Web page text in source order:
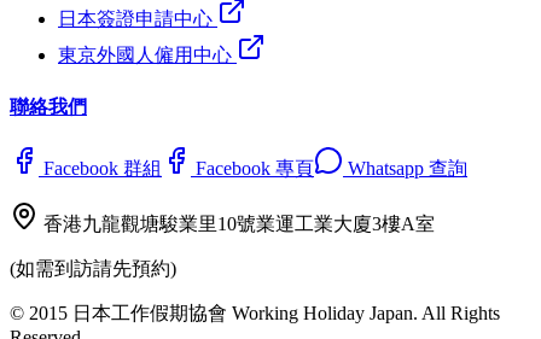
日本簽證申請中心
東京外國人僱用中心
聯絡我們
Facebook 群組 Facebook 專頁 Whatsapp 查詢
香港九龍觀塘駿業里10號業運工業大廈3樓A室
(如需到訪請先預約)
© 2015 日本工作假期協會 Working Holiday Japan. All Rights